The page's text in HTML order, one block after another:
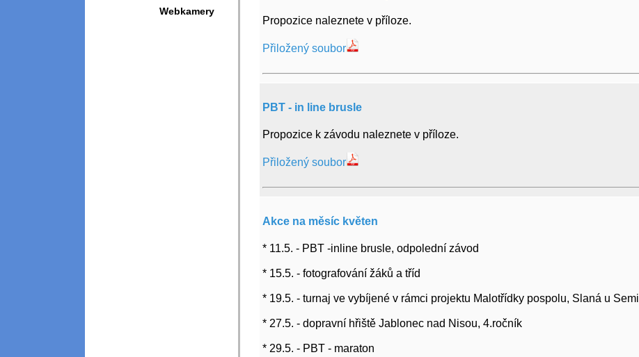
Webkamery
Propozice naleznete v příloze.
Přiložený soubor
PBT - in line brusle
Propozice k závodu naleznete v příloze.
Přiložený soubor
Akce na měsíc květen
* 11.5. - PBT -inline brusle, odpolední závod
* 15.5. - fotografování žáků a tříd
* 19.5. - turnaj ve vybíjené v rámci projektu Malotřídky pospolu, Slaná u Semil
* 27.5. - dopravní hřiště Jablonec nad Nisou, 4.ročník
* 29.5. - PBT - maraton